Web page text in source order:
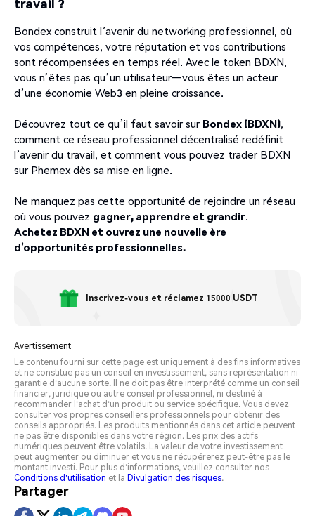
travail ?
Bondex construit l’avenir du networking professionnel, où
vos compétences, votre réputation et vos contributions
sont récompensées en temps réel. Avec le token BDXN,
vous n’êtes pas qu’un utilisateur—vous êtes un acteur
d’une économie Web3 en pleine croissance.
Découvrez tout ce qu’il faut savoir sur Bondex (BDXN),
comment ce réseau professionnel décentralisé redéfinit
l’avenir du travail, et comment vous pouvez trader BDXN
sur Phemex dès sa mise en ligne.
Ne manquez pas cette opportunité de rejoindre un réseau
où vous pouvez gagner, apprendre et grandir.
Achetez BDXN et ouvrez une nouvelle ère
d’opportunités professionnelles.
Inscrivez-vous et réclamez 15000 USDT
Avertissement
Le contenu fourni sur cette page est uniquement à des fins informatives
et ne constitue pas un conseil en investissement, sans représentation ni
garantie d'aucune sorte. Il ne doit pas être interprété comme un conseil
financier, juridique ou autre conseil professionnel, ni destiné à
recommander l'achat d'un produit ou service spécifique. Vous devez
consulter vos propres conseillers professionnels pour obtenir des
conseils appropriés. Les produits mentionnés dans cet article peuvent
ne pas être disponibles dans votre région. Les prix des actifs
numériques peuvent être volatils. La valeur de votre investissement
peut augmenter ou diminuer et vous ne récupérerez peut-être pas le
montant investi. Pour plus d'informations, veuillez consulter nos
Conditions d'utilisation et la Divulgation des risques.
Partager